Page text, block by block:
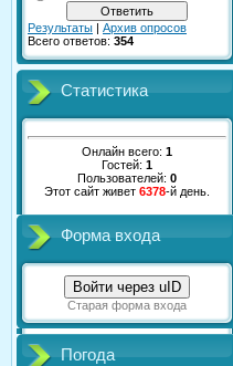
Результаты | Архив опросов
Всего ответов: 354
Статистика
Онлайн всего: 1
Гостей: 1
Пользователей: 0
Этот сайт живет 6378-й день.
Форма входа
Войти через uID
Старая форма входа
Погода